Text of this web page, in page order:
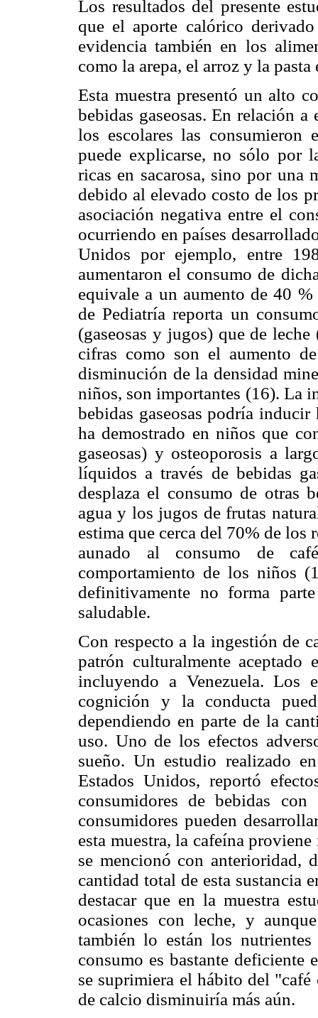
Los resultados del presente
que el aporte calórico
evidencia también en los
como la arepa, el arroz y la
Esta muestra presentó un alto
bebidas gaseosas. En relación
los escolares las
puede explicarse, no sólo por
ricas en sacarosa, sino por una
debido al elevado costo de los
asociación negativa entre el
ocurriendo en países
Unidos por ejemplo, entre
aumentaron el consumo de
equivale a un aumento de 40
de Pediatría reporta un
(gaseosas y jugos) que de
cifras como son el aumento
disminución de la densidad
niños, son importantes (16). La
bebidas gaseosas podría
ha demostrado en niños que
gaseosas) y osteoporosis a
líquidos a través de bebidas
desplaza el consumo de otras
agua y los jugos de frutas
estima que cerca del 70% de los
aunado al consumo de
comportamiento de los niños
definitivamente no forma
saludable.
Con respecto a la ingestión de
patrón culturalmente aceptado
incluyendo a Venezuela. Los
cognición y la conducta
dependiendo en parte de la
uso. Uno de los efectos
sueño. Un estudio realizado
Estados Unidos, reportó
consumidores de bebidas
consumidores pueden
esta muestra, la cafeína
se mencionó con anterioridad,
cantidad total de esta sustancia
destacar que en la muestra
ocasiones con leche, y
también lo están los
consumo es bastante deficiente
se suprimiera el hábito del
de calcio disminuiría más aún.